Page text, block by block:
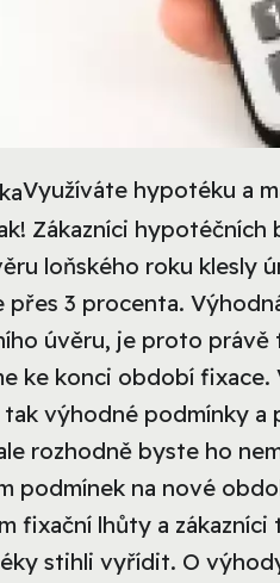
Využíváte hypotéku a
Zákazníci
loňského roku klesly
3 procenta.
úvěru, je proto právě
ke konci období
výhodné podmínky
rozhodně byste ho
podmínek na nové
fixační lhůty a
stihli vyřídit. O